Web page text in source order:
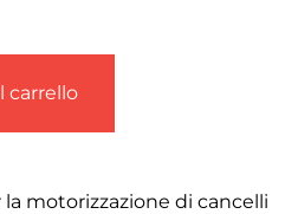
carrello
motorizzazione di cancelli